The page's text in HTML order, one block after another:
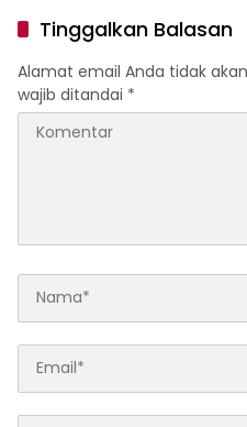
Tinggalkan Balasan
Alamat email Anda tidak
wajib ditandai *